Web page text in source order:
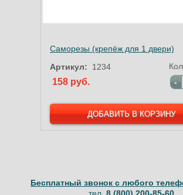
Саморезы (крепёж для 1 двери)
Артикул:
1234
158 руб.
-
Бесплатный звонок с любого